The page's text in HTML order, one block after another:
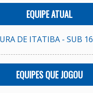
EQUIPE ATUAL
DE ITATIBA - SUB 16
EQUIPES QUE JOGOU